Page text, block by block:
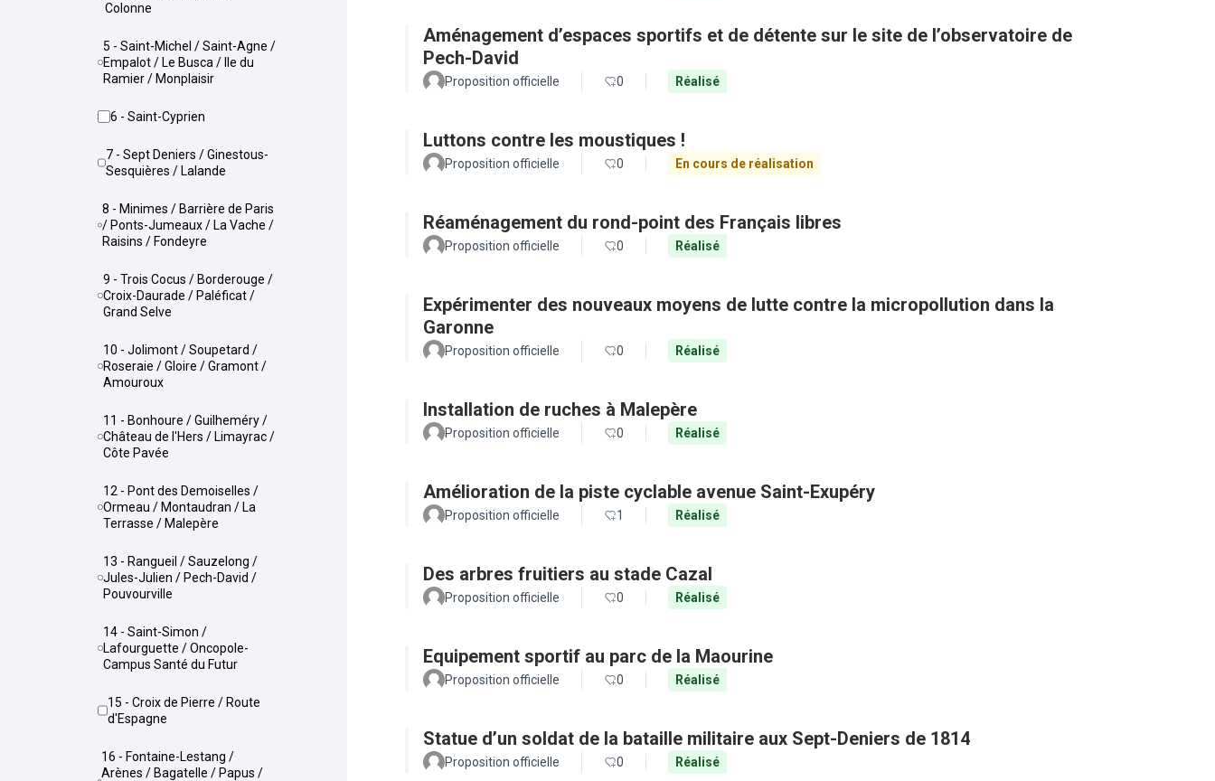
Colonne
5 - Saint-Michel / Saint-Agne /
Empalot / Le Busca / Ile du
Ramier / Monplaisir
6 - Saint-Cyprien
7 - Sept Deniers / Ginestous-
Sesquières / Lalande
8 - Minimes / Barrière de Paris
/ Ponts-Jumeaux / La Vache /
Raisins / Fondeyre
9 - Trois Cocus / Borderouge /
Croix-Daurade / Paléficat /
Grand Selve
10 - Jolimont / Soupetard /
Roseraie / Gloire / Gramont /
Amouroux
11 - Bonhoure / Guilheméry /
Château de l'Hers / Limayrac /
Côte Pavée
12 - Pont des Demoiselles /
Ormeau / Montaudran / La
Terrasse / Malepère
13 - Rangueil / Sauzelong /
Jules-Julien / Pech-David /
Pouvourville
14 - Saint-Simon /
Lafourguette / Oncopole-
Campus Santé du Futur
15 - Croix de Pierre / Route
d'Espagne
16 - Fontaine-Lestang /
Arènes / Bagatelle / Papus /
Aménagement d’espaces sportifs et de détente sur le site de l’observatoire de
Pech-David
Proposition officielle 0 Réalisé
Luttons contre les moustiques !
Proposition officielle 0 En cours de réalisation
Réaménagement du rond-point des Français libres
Proposition officielle 0 Réalisé
Expérimenter des nouveaux moyens de lutte contre la micropollution dans la
Garonne
Proposition officielle 0 Réalisé
Installation de ruches à Malepère
Proposition officielle 0 Réalisé
Amélioration de la piste cyclable avenue Saint-Exupéry
Proposition officielle 1 Réalisé
Des arbres fruitiers au stade Cazal
Proposition officielle 0 Réalisé
Equipement sportif au parc de la Maourine
Proposition officielle 0 Réalisé
Statue d’un soldat de la bataille militaire aux Sept-Deniers de 1814
Proposition officielle 0 Réalisé